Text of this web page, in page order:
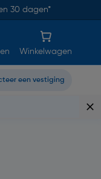
30 dagen*
Winkelwagen
een vestiging